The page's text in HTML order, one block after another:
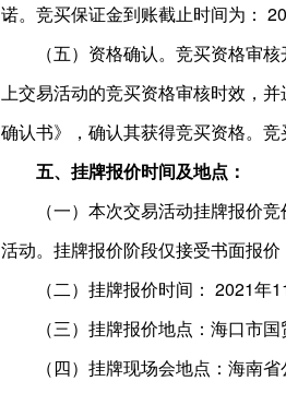
诺。竞买保证金到账截止时间为：
（五）资格确认。竞买资格审
上交易活动的竞买资格审核时效，
确认书》，确认其获得竞买资格。
五、挂牌报价时间及地点：
（一）本次交易活动挂牌报价
活动。挂牌报价阶段仅接受书面报
（二）挂牌报价时间： 2021
（三）挂牌报价地点：海口市
（四）挂牌现场会地点：海南